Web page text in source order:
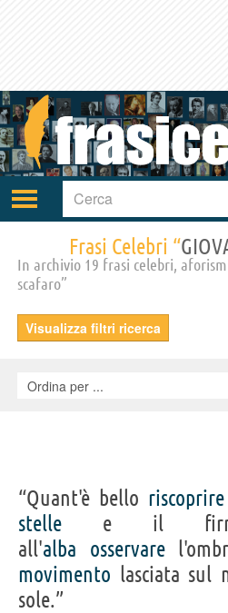
Attiva/disattiva
navigazione
Frasi Celebri “
In archivio 19 frasi celebri,
scafaro”
Visualizza filtri ricerca
“Quant'è bello riscoprire
stelle e il
all'alba osservare
movimento lasciata sul
sole.”